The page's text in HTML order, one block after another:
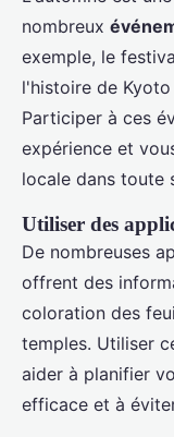
nombreux
exemple, le
l'histoire de
Participer à ces
expérience et
locale dans toute
Utiliser des
De nombreuses
offrent des
coloration des
temples. Utiliser
aider à planifier
efficace et à